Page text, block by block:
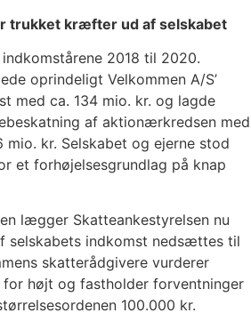
trukket kræfter ud af selskabet
2018 til 2020.
oprindeligt Velkommen A/S’
med ca. 134 mio. kr. og lagde
af aktionærkredsen med
mio. kr. Selskabet og ejerne stod
et forhøjelsesgrundlag på knap
lægger Skatteankestyrelsen nu
selskabets indkomst nedsættes til
skatterådgivere vurderer
højt og fastholder forventninger
100.000 kr.